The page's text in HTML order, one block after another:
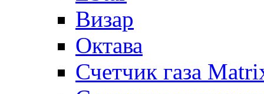
Визар
Октава
Счетчик газа